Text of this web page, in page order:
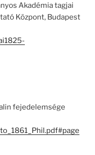
Akadémia tagjai
Központ, Budapest
fejedelemsége